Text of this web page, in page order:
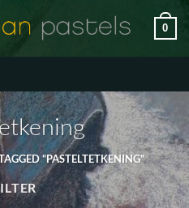
0
“PASTELTETKENING”